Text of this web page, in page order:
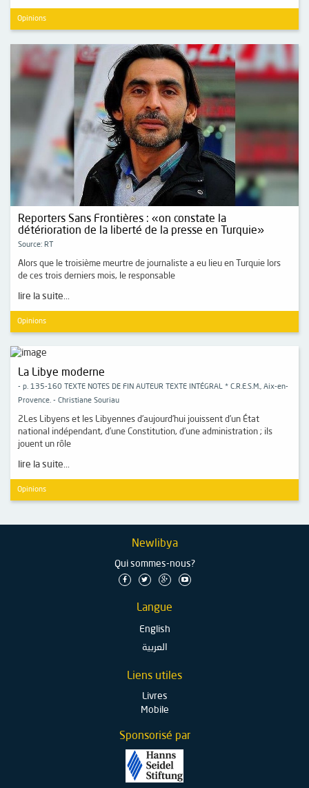
Opinions
Reporters Sans Frontières : «on constate la
détérioration de la liberté de la presse en Turquie»
Source: RT
Alors que le troisième meurtre de journaliste a eu lieu en Turquie lors
de ces trois derniers mois, le responsable
lire la suite...
Opinions
La Libye moderne
- p. 135-160 TEXTE NOTES DE FIN AUTEUR TEXTE INTÉGRAL * C.R.E.S.M., Aix-en-
Provence. - Christiane Souriau
2Les Libyens et les Libyennes d’aujourd’hui jouissent d’un État
national indépendant, d’une Constitution, d’une administration ; ils
jouent un rôle
lire la suite...
Opinions
Newlibya
Qui sommes-nous?
Langue
English
العربية
Liens utiles
Livres
Mobile
Sponsorisé par